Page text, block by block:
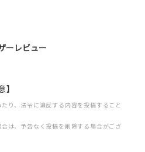
ーレビュー
り、法令に違反する内容を投稿すること
は、予告なく投稿を削除する場合がござ